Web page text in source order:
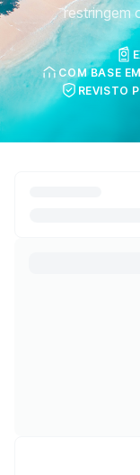
restringem
COM BASE
REVISTO